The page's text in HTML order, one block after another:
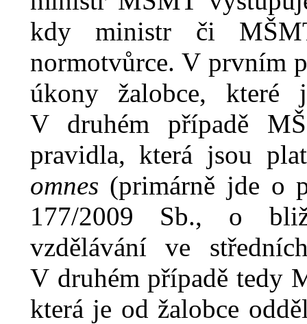
kdy ministr či
normotvůrce. V prvním
úkony žalobce, které
V
druhém případě
pravidla, která jsou
omnes (primárně jde o
177/2009 Sb., o
vzdělávání ve
V druhém případě tedy
která je od žalobce